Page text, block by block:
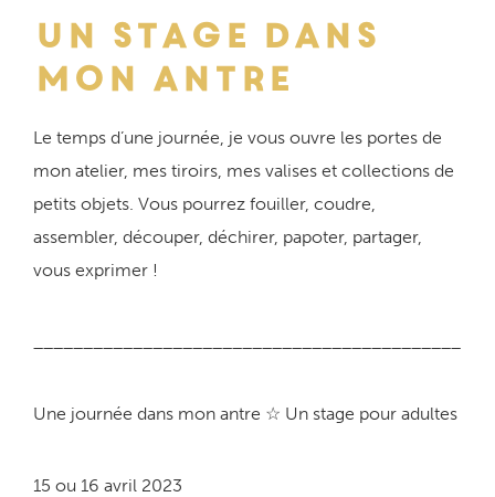
Un stage dans
mon antre
Le temps d’une journée, je vous ouvre les portes de
mon atelier, mes tiroirs, mes valises et collections de
petits objets. Vous pourrez fouiller, coudre,
assembler, découper, déchirer, papoter, partager,
vous exprimer !
Une journée dans mon antre ☆ Un stage pour adultes
15 ou 16 avril 2023